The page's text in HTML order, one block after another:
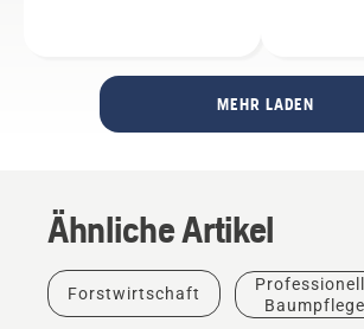
MEHR LADEN
Ähnliche Artikel
Forstwirtschaft
Baumpflege
Produkte
Husqvarna-